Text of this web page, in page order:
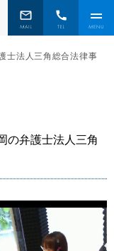
士法人三角総合法律事
の弁護士法人三角